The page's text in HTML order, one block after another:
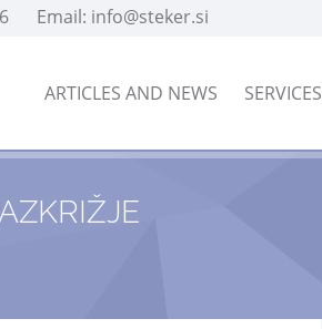
Email: info@steker.si
ARTICLES AND NEWS SERVICES